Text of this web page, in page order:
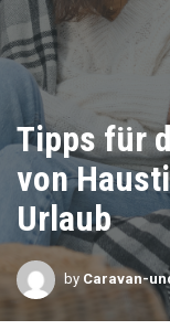
Tipps für
von
Urlaub
by Caravan-